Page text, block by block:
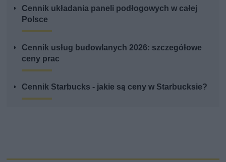
Cennik układania paneli podłogowych w całej
Polsce
Cennik usług budowlanych 2026: szczegółowe
ceny prac
Cennik Starbucks - jakie są ceny w Starbucksie?